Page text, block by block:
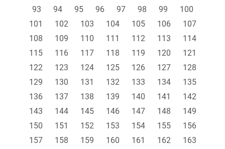
93
94 95 96 97 98 99
100
101
102 103 104 105 106
107
108
109 110 111 112 113
114
115
116 117 118 119 120
121
122
123 124 125 126 127
128
129
130 131 132 133 134
135
136
137 138 139 140 141
142
143
144 145 146 147 148
149
150
151 152 153 154 155
156
157
158 159 160 161 162
163